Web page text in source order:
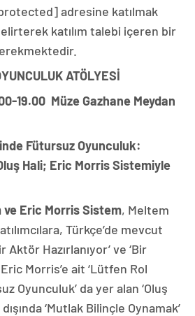
adresine katılmak
katılım talebi içeren bir
ATÖLYESİ
19.00 Müze Gazhane Meydan
Fütursuz Oyunculuk:
Hali; Eric Morris Sistemiyle
Eric Morris Sistem, Meltem
Türkçe’de mevcut
Aktör Hazırlanıyor’ ve ‘Bir
Morris’e ait ‘Lütfen Rol
Oyunculuk’ da yer alan ‘Oluş
‘Mutlak Bilinçle Oynamak’